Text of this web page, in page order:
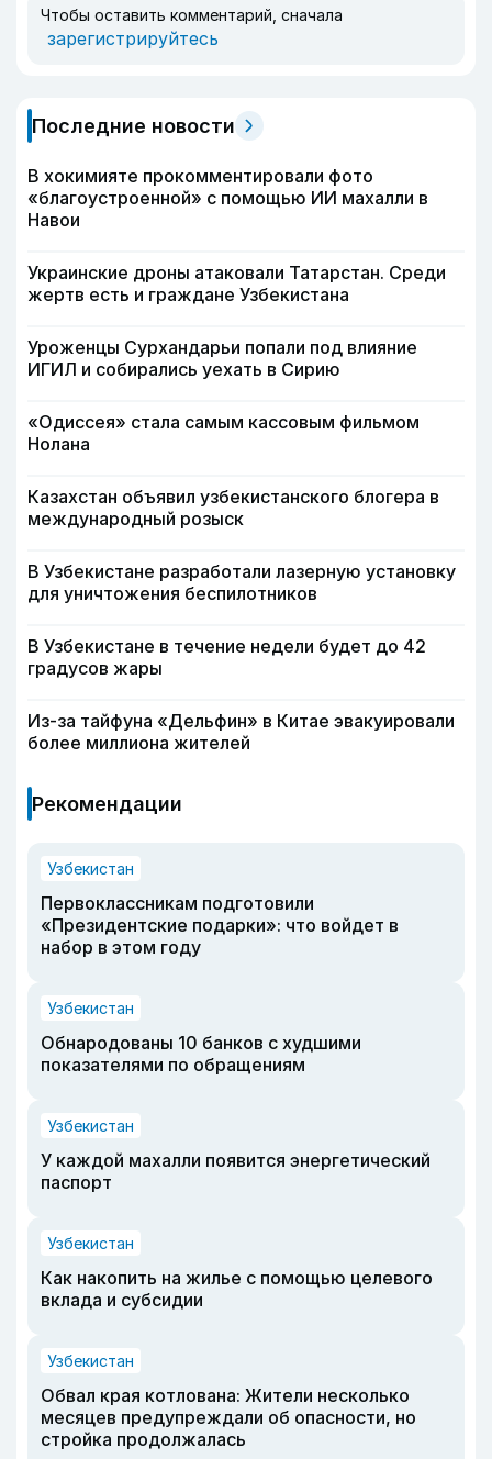
Чтобы оставить комментарий, сначала
зарегистрируйтесь
Последние новости
В хокимияте прокомментировали фото
«благоустроенной» с помощью ИИ махалли в
Навои
Украинские дроны атаковали Татарстан. Среди
жертв есть и граждане Узбекистана
Уроженцы Сурхандарьи попали под влияние
ИГИЛ и собирались уехать в Сирию
«Одиссея» стала самым кассовым фильмом
Нолана
Казахстан объявил узбекистанского блогера в
международный розыск
В Узбекистане разработали лазерную установку
для уничтожения беспилотников
В Узбекистане в течение недели будет до 42
градусов жары
Из-за тайфуна «Дельфин» в Китае эвакуировали
более миллиона жителей
Рекомендации
Узбекистан
Первоклассникам подготовили
«Президентские подарки»: что войдет в
набор в этом году
Узбекистан
Обнародованы 10 банков с худшими
показателями по обращениям
Узбекистан
У каждой махалли появится энергетический
паспорт
Узбекистан
Как накопить на жилье с помощью целевого
вклада и субсидии
Узбекистан
Обвал края котлована: Жители несколько
месяцев предупреждали об опасности, но
стройка продолжалась